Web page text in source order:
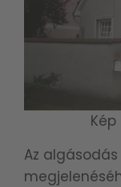
Az